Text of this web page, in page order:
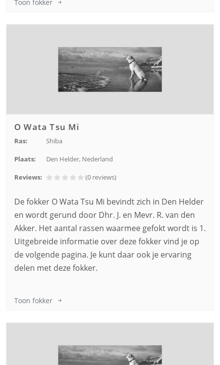
Toon fokker
O Wata Tsu Mi
Ras: Shiba
Plaats: Den Helder, Nederland
Reviews: (0 reviews)
De fokker O Wata Tsu Mi bevindt zich in Den Helder
en wordt gerund door Dhr. J. en Mevr. R. van den
Akker. Het aantal rassen waarmee gefokt wordt is 1.
Uitgebreide informatie over deze fokker vind je op
de volgende pagina. Je kunt daar ook je ervaring
delen met deze fokker.
Toon fokker